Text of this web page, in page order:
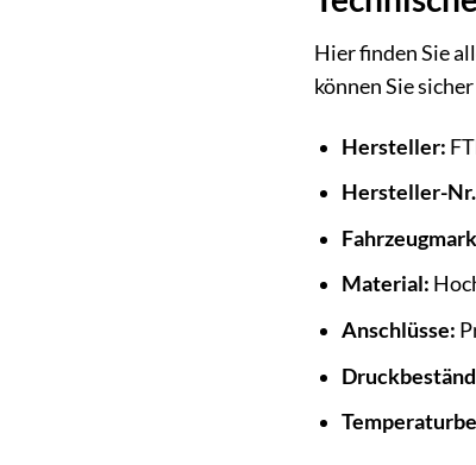
Hier finden Sie
können Sie
Hersteller:
Hersteller-
Material:
Anschlüsse: